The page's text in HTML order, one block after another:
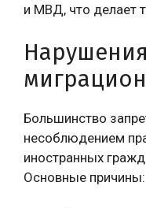
и МВД, что делает
Нарушения
Большинство
несоблюдением
иностранных
Основные причины: